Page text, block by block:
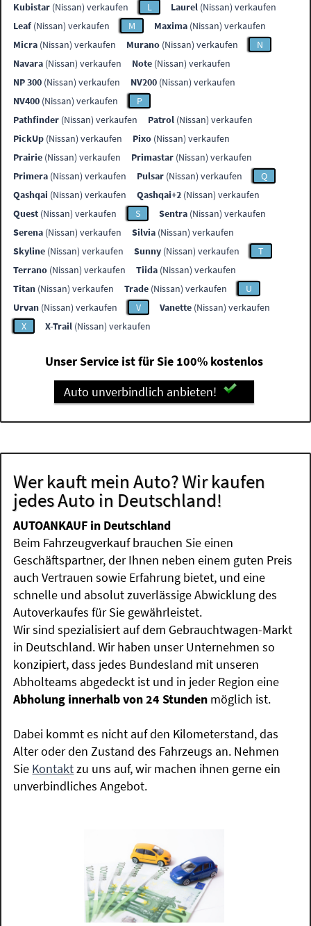
Kubistar (Nissan) verkaufen L Laurel (Nissan) verkaufen
Leaf (Nissan) verkaufen M Maxima (Nissan) verkaufen
Micra (Nissan) verkaufen Murano (Nissan) verkaufen
N
Navara (Nissan) verkaufen Note (Nissan) verkaufen
NP 300 (Nissan) verkaufen NV200 (Nissan) verkaufen
NV400 (Nissan) verkaufen
P
Pathfinder (Nissan) verkaufen Patrol (Nissan) verkaufen
PickUp (Nissan) verkaufen Pixo (Nissan) verkaufen
Prairie (Nissan) verkaufen Primastar (Nissan) verkaufen
Primera (Nissan) verkaufen Pulsar (Nissan) verkaufen
Q
Qashqai (Nissan) verkaufen Qashqai+2 (Nissan) verkaufen
Quest (Nissan) verkaufen S Sentra (Nissan) verkaufen
Serena (Nissan) verkaufen Silvia (Nissan) verkaufen
Skyline (Nissan) verkaufen Sunny (Nissan) verkaufen
T
Terrano (Nissan) verkaufen Tiida (Nissan) verkaufen
Titan (Nissan) verkaufen Trade (Nissan) verkaufen
U
Urvan (Nissan) verkaufen V Vanette (Nissan) verkaufen
X
X-Trail (Nissan) verkaufen
Unser Service ist für Sie 100% kostenlos
Auto unverbindlich anbieten!
Wer kauft mein Auto? Wir kaufen
jedes Auto in Deutschland!
AUTOANKAUF in Deutschland
Beim Fahrzeugverkauf brauchen Sie einen
Geschäftspartner, der Ihnen neben einem guten Preis
auch Vertrauen sowie Erfahrung bietet, und eine
schnelle und absolut zuverlässige Abwicklung des
Autoverkaufes für Sie gewährleistet.
Wir sind spezialisiert auf dem Gebrauchtwagen-Markt
in Deutschland. Wir haben unser Unternehmen so
konzipiert, dass jedes Bundesland mit unseren
Abholteams abgedeckt ist und in jeder Region eine
Abholung innerhalb von 24 Stunden möglich ist.
Dabei kommt es nicht auf den Kilometerstand, das
Alter oder den Zustand des Fahrzeugs an. Nehmen
Sie Kontaktzu uns auf, wir machen ihnen gerne ein
unverbindliches Angebot.